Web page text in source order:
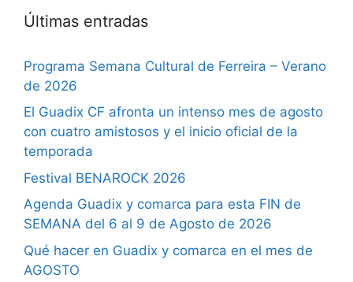
Últimas entradas
Programa Semana Cultural de Ferreira – Verano
de 2026
El Guadix CF afronta un intenso mes de agosto
con cuatro amistosos y el inicio oficial de la
temporada
Festival BENAROCK 2026
Agenda Guadix y comarca para esta FIN de
SEMANA del 6 al 9 de Agosto de 2026
Qué hacer en Guadix y comarca en el mes de
AGOSTO